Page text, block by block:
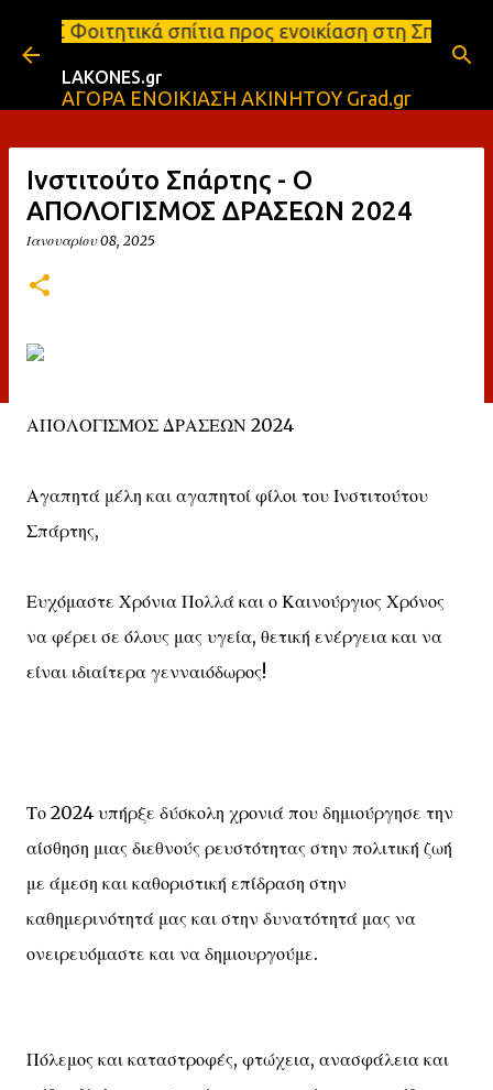
Μετάβαση στο κύριο περιεχόμενο
σπίτια προς ενοικίαση στη Σπάρτη
LAKONES.gr
ΑΓΟΡΑ ΕΝΟΙΚΙΑΣΗ ΑΚΙΝΗΤΟΥ Grad.gr
Ινστιτούτο Σπάρτης - Ο
ΑΠΟΛΟΓΙΣΜΟΣ ΔΡΑΣΕΩΝ 2024
Ιανουαρίου 08, 2025
ΑΠΟΛΟΓΙΣΜΟΣ ΔΡΑΣΕΩΝ 2024
Αγαπητά μέλη και αγαπητοί φίλοι του Ινστιτούτου
Σπάρτης,
Ευχόμαστε Χρόνια Πολλά και ο Καινούργιος Χρόνος
να φέρει σε όλους μας υγεία, θετική ενέργεια και να
είναι ιδιαίτερα γενναιόδωρος!
Το 2024 υπήρξε δύσκολη χρονιά που δημιούργησε την
αίσθηση μιας διεθνούς ρευστότητας στην πολιτική ζωή
με άμεση και καθοριστική επίδραση στην
καθημερινότητά μας και στην δυνατότητά μας να
ονειρευόμαστε και να δημιουργούμε.
Πόλεμος και καταστροφές, φτώχεια, ανασφάλεια και